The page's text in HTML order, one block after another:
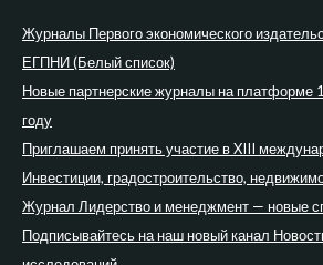
Журналы Первого экономического
ЕГПНИ (Белый список)
Новые партнерские журналы на платформе
году
Приглашаем принять участие в XIII
Инвестиции, градостроительство,
Журнал Лидерство и менеджмент — новые
Подписывайтесь на наш новый канал